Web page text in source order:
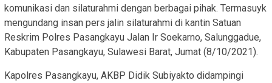
komunikasi dan silaturahmi dengan berbagai pihak. Termasuyk
mengundang insan pers jalin silaturahmi di kantin Satuan
Reskrim Polres Pasangkayu Jalan Ir Soekarno, Salunggadue,
Kabupaten Pasangkayu, Sulawesi Barat, Jumat (8/10/2021).
Kapolres Pasangkayu, AKBP Didik Subiyakto didampingi